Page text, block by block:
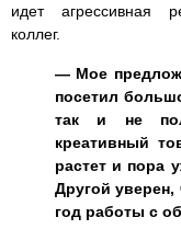
идет агрессивная
коллег.
— Мое
посетил
так и не
креативный
растет и пора
Другой уверен,
год работы с